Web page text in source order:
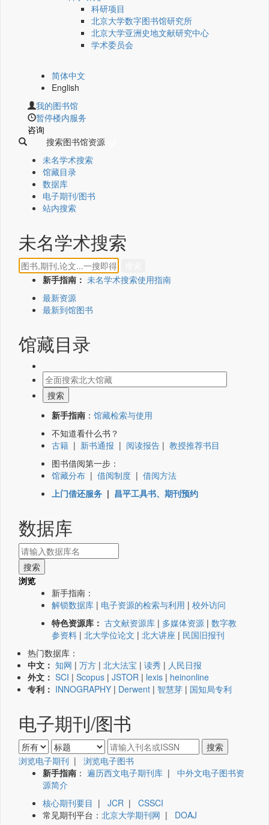
科研项目
北京大学数字图书馆研究所
北京大学亚洲史地文献研究中心
学术委员会
简体中文
English
我的图书馆
暂停楼内服务
咨询
搜索图书馆资源
未名学术搜索
馆藏目录
数据库
电子期刊/图书
站内搜索
未名学术搜索
新手指南： 未名学术搜索使用指南
最新资源
最新到馆图书
馆藏目录
新手指南 ： 馆藏检索与使用
不知道看什么书？
古籍 | 新书通报 | 阅读报告 | 教授推荐书目
图书借阅第一步：
馆藏分布 | 借阅制度 | 借阅方法
上门借还服务 | 昌平工具书、期刊预约
数据库
浏览
新手指南：
解锁数据库 | 电子资源的检索与利用 | 校外访问
特色资源库： 古文献资源库 | 多媒体资源 | 数字教
参资料 | 北大学位论文 | 北大讲座 | 民国旧报刊
热门数据库：
中文： 知网 | 万方 | 北大法宝 | 读秀 | 人民日报
外文： SCI | Scopus | JSTOR | lexis | heinonline
专利： INNOGRAPHY | Derwent | 智慧芽 | 国知局专利
电子期刊/图书
浏览电子期刊 | 浏览电子图书
新手指南 ： 遍历西文电子期刊库 | 中外文电子图书资
源简介
核心期刊要目 | JCR | CSSCI
常见期刊平台： 北京大学期刊网 | DOAJ